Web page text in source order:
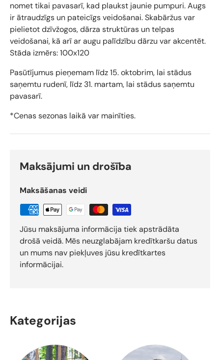
nomet tikai pavasarī, kad plaukst jaunie pumpuri. Augs
ir ātraudzīgs un pateicīgs veidošanai. Skabāržus var
pielietot dzīvžogos, dārza struktūras un telpas
veidošanai, kā arī ar augu palīdzību dārzu var akcentēt.
Stāda izmērs: 100x120
Pasūtījumus pieņemam līdz 15. oktobrim, lai stādus
saņemtu rudenī, līdz 31. martam, lai stādus saņemtu
pavasarī.
*Cenas sezonas laikā var mainīties.
Maksājumi un drošība
Maksāšanas veidi
Jūsu maksājuma informācija tiek apstrādāta
drošā veidā. Mēs neuzglabājam kredītkaršu datus
un mums nav piekļuves jūsu kredītkartes
informācijai.
Kategorijas